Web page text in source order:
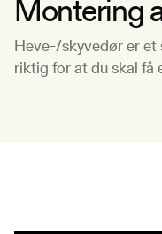
Montering
Heve-/skyvedør er
riktig for at du skal få